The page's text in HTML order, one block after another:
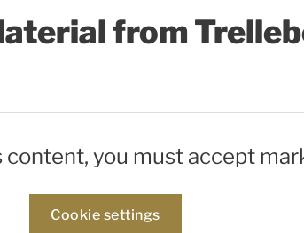
from
you must accept
Cookie settings